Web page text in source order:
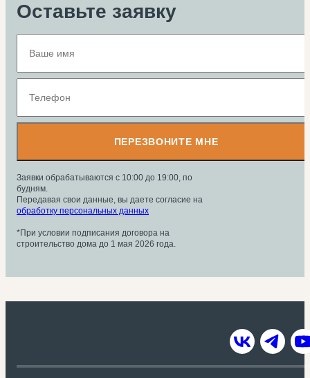
Оставьте заявку
ПЕРЕЗВОНИТЕ МНЕ
Заявки обрабатываются с 10:00 до 19:00, по
будням.
Передавая свои данные, вы даете согласие на
обработку персональных данных
*При условии подписания договора на
строительство дома до 1 мая 2026 года.